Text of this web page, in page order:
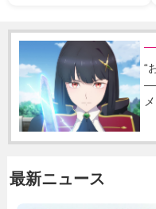
“
最新ニュース